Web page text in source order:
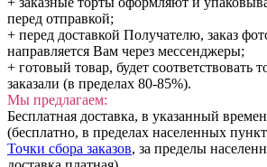
перед отправкой;
+ перед доставкой Получателю, заказ
направляется Вам через мессенджеры;
+ готовый товар, будет соответствовать
заказали (в пределах 80-85%).
Мы предлагаем:
Бесплатная доставка, в указанный
(бесплатно, в пределах населенных
Точки сбора заказов, за пределы